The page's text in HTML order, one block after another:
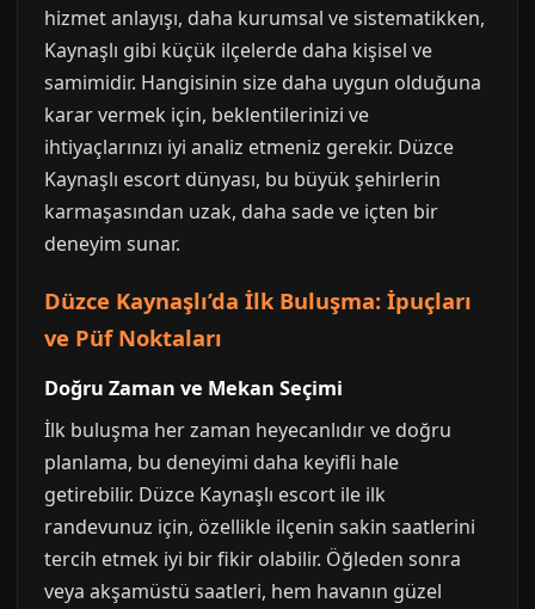
hizmet anlayışı, daha kurumsal ve sistematikken,
Kaynaşlı gibi küçük ilçelerde daha kişisel ve
samimidir. Hangisinin size daha uygun olduğuna
karar vermek için, beklentilerinizi ve
ihtiyaçlarınızı iyi analiz etmeniz gerekir. Düzce
Kaynaşlı escort dünyası, bu büyük şehirlerin
karmaşasından uzak, daha sade ve içten bir
deneyim sunar.
Düzce Kaynaşlı’da İlk Buluşma: İpuçları
ve Püf Noktaları
Doğru Zaman ve Mekan Seçimi
İlk buluşma her zaman heyecanlıdır ve doğru
planlama, bu deneyimi daha keyifli hale
getirebilir. Düzce Kaynaşlı escort ile ilk
randevunuz için, özellikle ilçenin sakin saatlerini
tercih etmek iyi bir fikir olabilir. Öğleden sonra
veya akşamüstü saatleri, hem havanın güzel